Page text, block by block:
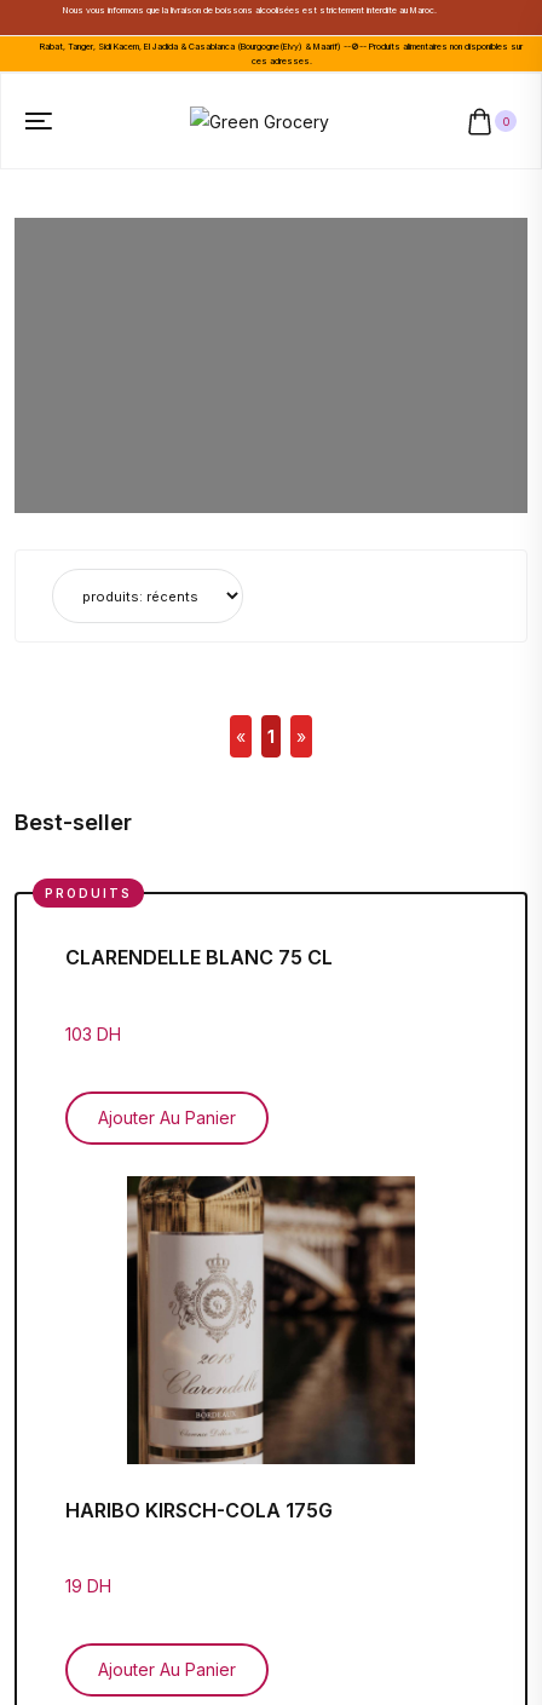
Nous vous informons que la livraison de boissons alcoolisées est strictement interdite au Maroc.
Rabat, Tanger, Sidi Kacem, El Jadida & Casablanca (Bourgogne(Elvy) & Maarif) --🚫-- Produits alimentaires non disponibles sur
ces adresses.
0
« 1 »
Best-seller
PRODUITS
CLARENDELLE BLANC 75 CL
103 DH
Ajouter Au Panier
HARIBO KIRSCH-COLA 175G
19 DH
Ajouter Au Panier